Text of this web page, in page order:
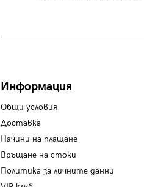
Информация
Общи условия
Доставка
Начини на плащане
Връщане на стоки
Политика за личните данни